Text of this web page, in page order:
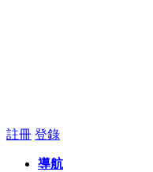
註冊 登錄
導航